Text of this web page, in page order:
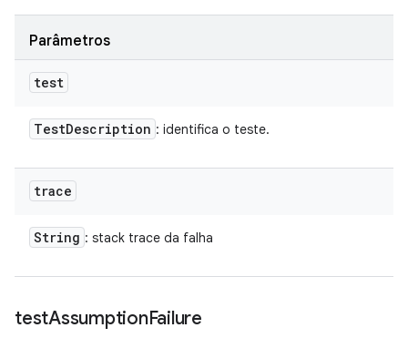
Parâmetros
test
TestDescription : identifica o teste.
trace
String : stack trace da falha
testAssumptionFailure